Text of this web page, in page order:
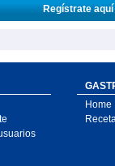
Regístrate
Home